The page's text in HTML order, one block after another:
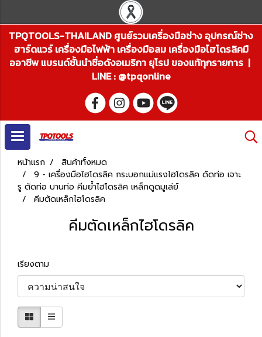
TPQTOOLS-THAILAND ศูนย์รวมเครื่องมือช่าง อุปกรณ์ช่าง
ฮาร์ดแวร์ เครื่องมือไฟฟ้า เครื่องมือลม เครื่องมือไฮโดรลิคมื
ออาชีพ แบรนด์ชั้นนำชื่อดังอเมริกา ยุโรป ของแท้ทุกรายการ |
LINE : @tpqonline
หน้าแรก
สินค้าทั้งหมด
9 - เครื่องมือไฮโดรลิค กระบอกแม่แรงไฮโดรลิค ดัดท่อ เจาะ
รู ตัดท่อ บานท่อ คีมย้ำไฮโดรลิค เหล็กดูดมูเล่ย์
คีมตัดเหล็กไฮโดรลิค
คีมตัดเหล็กไฮโดรลิค
เรียงตาม